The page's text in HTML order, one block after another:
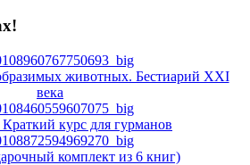
животных. Бестиарий XXI
века
курс для гурманов
комплект из 6 книг)